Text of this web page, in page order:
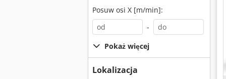
Posuw osi X [m/min]:
-
Pokaż więcej
Lokalizacja